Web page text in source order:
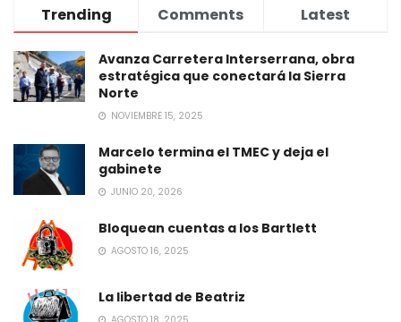
Trending Comments Latest
Avanza Carretera Interserrana, obra
estratégica que conectará la Sierra
Norte
NOVIEMBRE 15, 2025
Marcelo termina el TMEC y deja el
gabinete
JUNIO 20, 2026
Bloquean cuentas a los Bartlett
AGOSTO 16, 2025
La libertad de Beatriz